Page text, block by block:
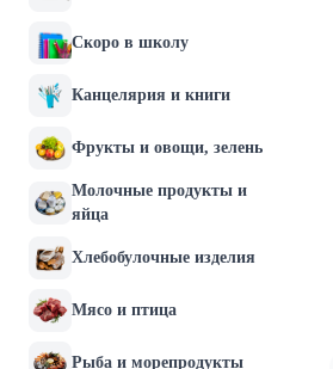
Скоро в школу
Канцелярия и книги
Фрукты и овощи, зелень
Молочные продукты и
яйца
Хлебобулочные изделия
Мясо и птица
Рыба и морепродукты